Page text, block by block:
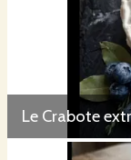
Le Crabote